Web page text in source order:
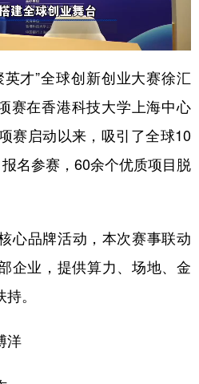
才”全球创新创业大赛徐汇
赛在香港科技大学上海中心
赛启动以来，吸引了全球10
名参赛，60余个优质项目脱
品牌活动，本次赛事联动
企业，提供算力、场地、金
。
洋